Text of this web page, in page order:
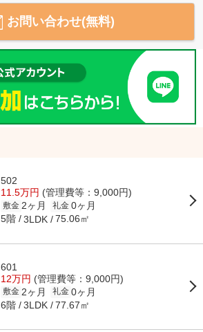
お問い合わせ(無料)
502
11.5万円 (管理費等：9,000円)
敷金 2ヶ月 礼金 0ヶ月
5階 3LDK 75.06㎡
601
12万円 (管理費等：9,000円)
敷金 2ヶ月 礼金 0ヶ月
6階 3LDK 77.67㎡